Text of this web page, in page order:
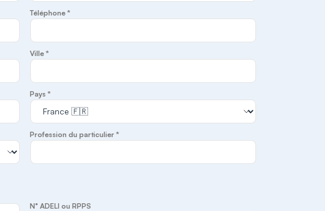
Téléphone *
Ville *
Pays *
Profession du particulier *
N° ADELI ou RPPS